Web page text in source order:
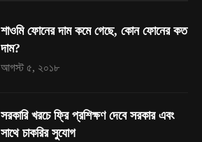
শাওমি ফোনের দাম কমে গেছে, কোন ফোনের কত
দাম?
আগস্ট ৫, ২০১৮
সরকারি খরচে ফ্রি প্রশিক্ষণ দেবে সরকার এবং
সাথে চাকরির সুযোগ